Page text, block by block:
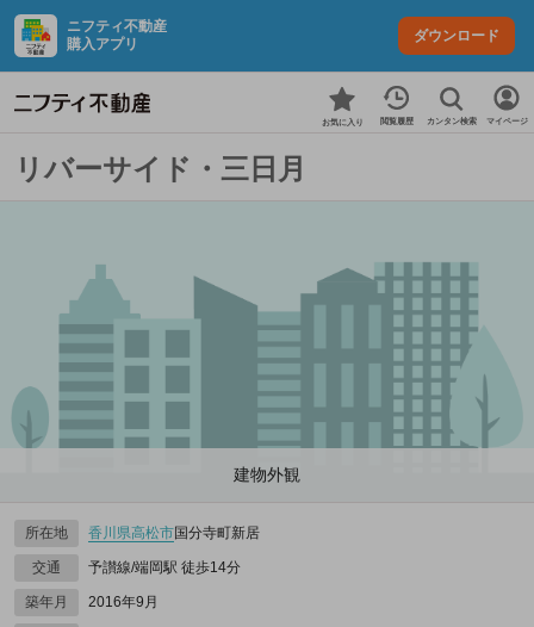
ニフティ不動産
購入アプリ
ダウンロード
お気に入り 閲覧履歴 カンタン検索 マイページ
リバーサイド・三日月
建物外観
所在地 香川県高松市国分寺町新居
交通 予讃線/端岡駅 徒歩14分
築年月 2016年9月